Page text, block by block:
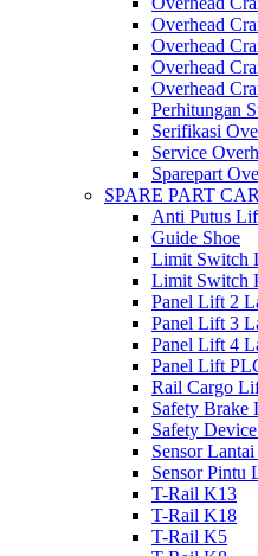
Overhead
Overhead
Overhead
Overhead
Perhitungan
Serifikasi
Service
Sparepart
SPARE PART
Anti Putus
Guide Shoe
Limit Switch
Limit Switch
Panel Lift 2
Panel Lift 3
Panel Lift 4
Panel Lift
Rail Cargo
Safety Brake
Safety
Sensor
Sensor Pintu
T-Rail K13
T-Rail K18
T-Rail K5